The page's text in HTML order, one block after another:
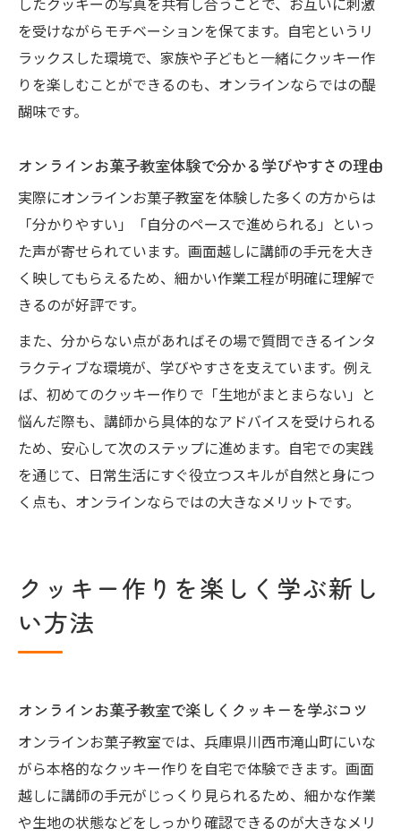
質問しやすい環境でクッキー技術をしっか
り習得
オンライン教室で基礎から学べる安心感と
したクッキーの写真を共有し合うことで、お互いに刺激
を受けながらモチベーションを保てます。自宅というリ
ラックスした環境で、家族や子どもと一緒にクッキー作
りを楽しむことができるのも、オンラインならではの醍
醐味です。
オンラインお菓子教室体験で分かる学びやすさの理由
実際にオンラインお菓子教室を体験した多くの方からは
「分かりやすい」「自分のペースで進められる」といっ
た声が寄せられています。画面越しに講師の手元を大き
く映してもらえるため、細かい作業工程が明確に理解で
きるのが好評です。
また、分からない点があればその場で質問できるインタ
ラクティブな環境が、学びやすさを支えています。例え
ば、初めてのクッキー作りで「生地がまとまらない」と
悩んだ際も、講師から具体的なアドバイスを受けられる
ため、安心して次のステップに進めます。自宅での実践
を通じて、日常生活にすぐ役立つスキルが自然と身につ
く点も、オンラインならではの大きなメリットです。
クッキー作りを楽しく学ぶ新し
い方法
オンラインお菓子教室で楽しくクッキーを学ぶコツ
オンラインお菓子教室では、兵庫県川西市滝山町にいな
がら本格的なクッキー作りを自宅で体験できます。画面
越しに講師の手元がじっくり見られるため、細かな作業
や生地の状態などをしっかり確認できるのが大きなメリ